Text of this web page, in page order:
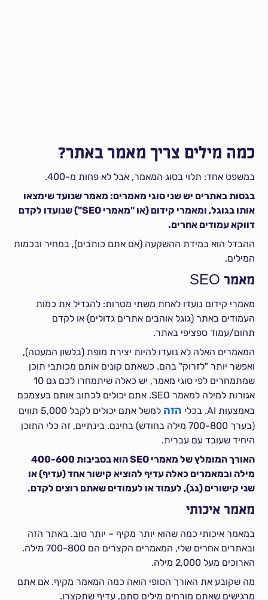
כמה מילים צריך מאמר באתר?
במשפט אחד: תלוי בסוג המאמר, אבל לא פחות מ-400.
בגסות באתרים יש שני סוגי מאמרים: מאמר שנועד שימצאו
אותו בגוגל, ומאמרי קידום (או "מאמרי SEO") שנועדו לקדם
דווקא עמודים אחרים.
ההבדל הוא במידת ההשקעה (אם אתם כותבים), במחיר ובכמות
המילים.
מאמר SEO
מאמרי קידום נועדו לאחת משתי מטרות: להגדיל את כמות
העמודים באתר (גוגל אוהבים אתרים גדולים) או לקדם
תחום/עמוד ספציפי באתר.
המאמרים האלה לא נועדו להיות יצירת מופת (בלשון המעטה),
ואפשר יותר "לזרוק" בהם. כשאתם קונים אותם מכותבי תוכן
שמתמחרים לפי סוגי מאמר, יש כאלה שיתמחרו לכם גם 10
אגורות למילה למאמר SEO. אתם יכולים לכתוב אותם בעצמכם
באמצעות AI. בכלי
הזה
למשל אתם יכולים לקבל 5,000 תווים
(בערך 700-800 מילה בחודש) בחינם. בינתיים, זה כלי התוכן
היחיד שעובד עם עברית.
האורך המומלץ של מאמרי SEO הוא בסביבות 400-600
מילה ובמאמרים כאלה עדיף להוציא קישור אחד (עדיף) או
שני קישורים (גג), לעמוד או לעמודים שאתם רוצים לקדם.
מאמר איכותי
במאמר איכותי כמה שהוא יותר מקיף – יותר טוב. באתר הזה
ובאתרים אחרים שלי, המאמרים הקצרים הם 700-800 מילה.
הארוכים מעל 2,000 מילה.
מה שקובע את האורך הסופי הואה כמה המאמר מקיף. אם אתם
מרגישים שאתם מורחים מילים סתם, עדיף שתקצרו.